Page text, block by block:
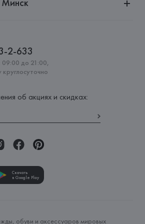
2-633
09:00 до 21:00,
об акциях и скидках:
Скачать
в Google Play
обуви и аксессуаров мировых